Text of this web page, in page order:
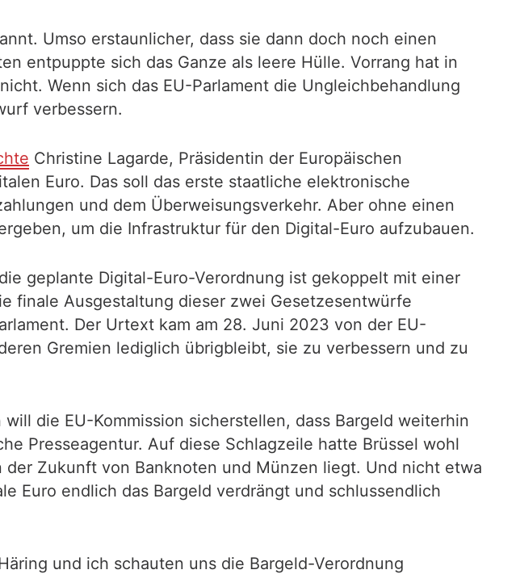
Umso erstaunlicher, dass sie dann doch noch einen
entpuppte sich das Ganze als leere Hülle. Vorrang hat in
Wenn sich das EU-Parlament die Ungleichbehandlung
verbessern.
Christine Lagarde, Präsidentin der Europäischen
Euro. Das soll das erste staatliche elektronische
und dem Überweisungsverkehr. Aber ohne einen
um die Infrastruktur für den Digital-Euro aufzubauen.
geplante Digital-Euro-Verordnung ist gekoppelt mit einer
finale Ausgestaltung dieser zwei Gesetzesentwürfe
Der Urtext kam am 28. Juni 2023 von der EU-
Gremien lediglich übrigbleibt, sie zu verbessern und zu
die EU-Kommission sicherstellen, dass Bargeld weiterhin
Presseagentur. Auf diese Schlagzeile hatte Brüssel wohl
Zukunft von Banknoten und Münzen liegt. Und nicht etwa
Euro endlich das Bargeld verdrängt und schlussendlich
und ich schauten uns die Bargeld-Verordnung